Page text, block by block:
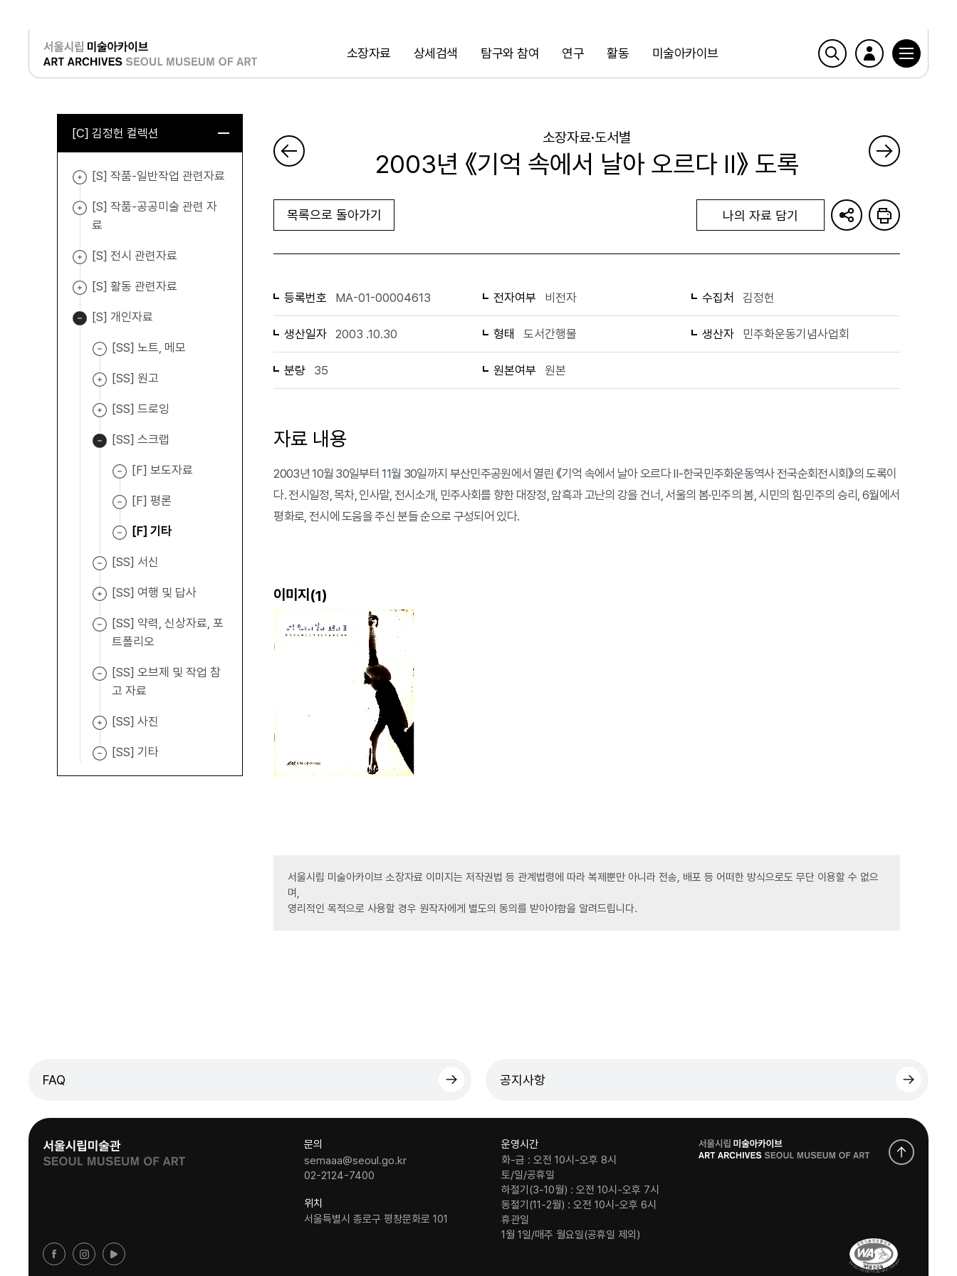
소장자료 상세검색 탐구와 참여 연구 활동 미술아카이브
검색
로그인
[C] 김정헌 컬렉션
[S] 작품-일반작업 관련자료
[S] 작품-공공미술 관련 자
료
[S] 전시 관련자료
[S] 활동 관련자료
[S] 개인자료
[SS] 노트, 메모
[SS] 원고
[SS] 드로잉
[SS] 스크랩
[F] 보도자료
[F] 평론
[F] 기타
[SS] 서신
[SS] 여행 및 답사
[SS] 약력, 신상자료, 포
트폴리오
[SS] 오브제 및 작업 참
고 자료
[SS] 사진
[SS] 기타
소장자료·도서별
2003년 《기억 속에서 날아 오르다 Ⅱ》 도록
목록으로 돌아가기 나의 자료 담기
등록번호 MA-01-00004613 전자여부 비전자 수집처 김정헌
생산일자 2003 .10.30 형태 도서간행물 생산자 민주화운동기념사업회
분량 35 원본여부 원본
자료 내용
2003년 10월 30일부터 11월 30일까지 부산민주공원에서 열린 《기억 속에서 날아 오르다 Ⅱ-한국민주화운동역사 전국순회전시회》의 도록이
다. 전시일정, 목차, 인사말, 전시소개, 민주사회를 향한 대장정, 암흑과 고난의 강을 건너, 서울의 봄·민주의 봄, 시민의 힘·민주의 승리, 6월에서
평화로, 전시에 도움을 주신 분들 순으로 구성되어 있다.
이미지(1)
서울시립 미술아카이브 소장자료 이미지는 저작권법 등 관계법령에 따라 복제뿐만 아니라 전송, 배포 등 어떠한 방식으로도 무단 이용할 수 없으
며,
영리적인 목적으로 사용할 경우 원작자에게 별도의 동의를 받아야함을 알려드립니다.
FAQ 공지사항
문의
semaaa@seoul.go.kr
02-2124-7400
위치
서울특별시 종로구 평창문화로 101
운영시간
화-금 : 오전 10시-오후 8시
토/일/공휴일
하절기(3-10월) : 오전 10시-오후 7시
동절기(11-2월) : 오전 10시-오후 6시
휴관일
1월 1일/매주 월요일(공휴일 제외)
로
고